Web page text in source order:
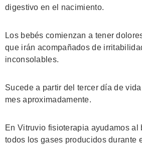
digestivo en el nacimiento.
Los bebés comienzan a tener
que irán acompañados de
inconsolables.
Sucede a partir del tercer día de
mes aproximadamente.
En Vitruvio fisioterapia ayudamos al
todos los gases producidos durante